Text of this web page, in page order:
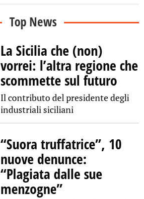
Top News
La Sicilia che (non)
vorrei: l’altra regione che
scommette sul futuro
Il contributo del presidente degli
industriali siciliani
“Suora truffatrice”, 10
nuove denunce:
“Plagiata dalle sue
menzogne”